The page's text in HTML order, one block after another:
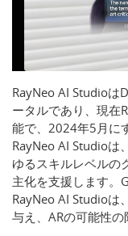
RayNeo AI Studioは
ータルであり、現在
能で、2024年5月に
RayNeo AI Studioは
ゆるスキルレベルの
主化を支援します。
RayNeo AI Studioは
与え、ARの可能性の